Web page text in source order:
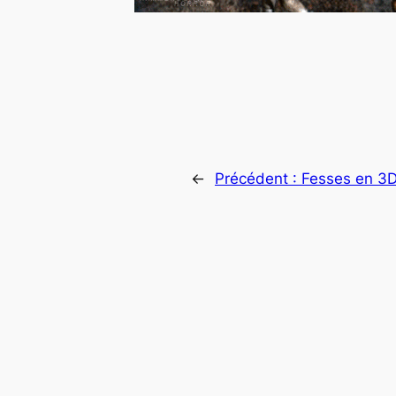
← Précédent : Fesses en